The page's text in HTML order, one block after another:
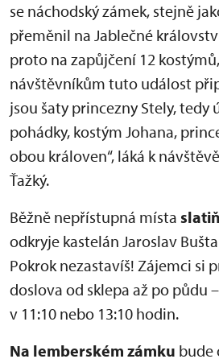
se náchodský zámek, stejně
přeměnil na Jablečné
proto na zapůjčení 12
návštěvníkům tuto událost
jsou šaty princezny Stely, tedy
pohádky, kostým Johana,
obou královen“, láká k
Ťažký.
Běžně nepřístupná místa
odkryje kastelán Jaroslav
Pokrok nezastavíš! Zájemci si
doslova od sklepa až po půdu
v 11:10 nebo 13:10 hodin.
Na lemberském zámku bude